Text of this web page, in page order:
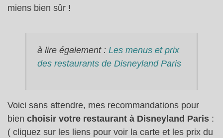
miens bien sûr !
à lire également : Les menus et prix
des restaurants de Disneyland Paris
Voici sans attendre, mes recommandations pour
bien choisir votre restaurant à Disneyland Paris :
( cliquez sur les liens pour voir la carte et les prix du